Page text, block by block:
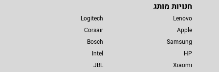
חנויות מותג
Lenovo
Apple
Samsung
HP
Xiaomi
Logitech
Corsair
Bosch
Intel
JBL